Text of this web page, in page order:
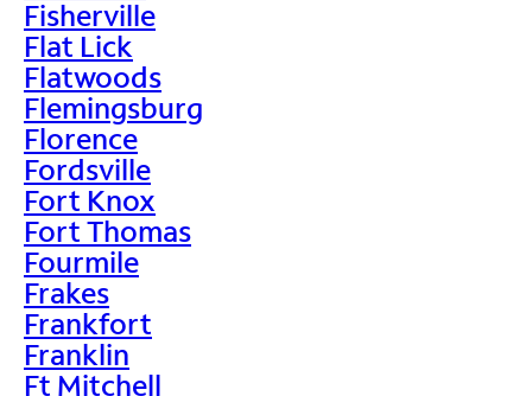
Fisherville
Flat Lick
Flatwoods
Flemingsburg
Florence
Fordsville
Fort Knox
Fort Thomas
Fourmile
Frakes
Frankfort
Franklin
Ft Mitchell